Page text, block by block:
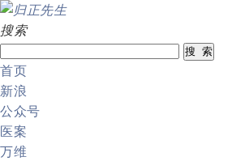
搜索
首页
新浪
公众号
医案
万维